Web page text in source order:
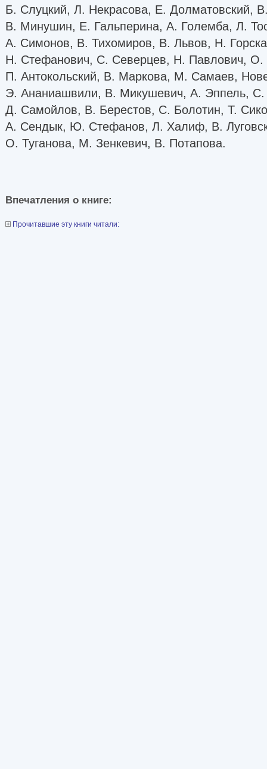
Б. Слуцкий, Л. Некрасова, Е. Долматовский,
В. Минушин, Е. Гальперина, А. Големба, Л.
А. Симонов, В. Тихомиров, В. Львов, Н.
Н. Стефанович, С. Северцев, Н. Павлович, О.
П. Антокольский, В. Маркова, М. Самаев,
Э. Ананиашвили, В. Микушевич, А. Эппель, С.
Д. Самойлов, В. Берестов, С. Болотин, Т.
А. Сендык, Ю. Стефанов, Л. Халиф, В.
О. Туганова, М. Зенкевич, В. Потапова.
Впечатления о книге:
Прочитавшие эту книги читали: